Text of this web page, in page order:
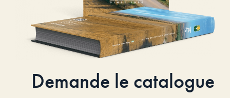
Demande le catalogue